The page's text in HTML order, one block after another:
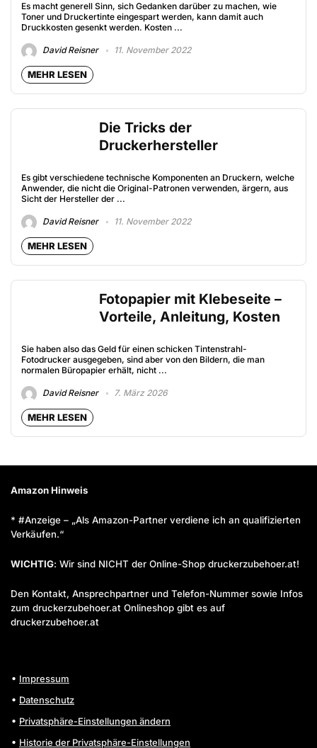
Es macht generell Sinn, sich Gedanken darüber zu machen, wie
Toner und Druckertinte eingespart werden, kann damit auch
Druckkosten gesenkt werden. Kosten ...
David Reisner 11. November 2022
MEHR LESEN
Die Tricks der
Druckerhersteller
Es gibt verschiedene technische Komponenten an Druckern, welche
Anwender, die nicht die Original-Patronen verwenden, ärgern, aus
Sicht der Hersteller der ...
David Reisner 11. November 2022
MEHR LESEN
Fotopapier mit Klebeseite –
Vorteile, Anleitung, Kosten
Sie haben also das Geld für einen schicken Tintenstrahl-
Fotodrucker ausgegeben, sind aber von den Bildern, die man
normalen Büropapier erhält, nicht ...
David Reisner 7. März 2026
MEHR LESEN
Amazon Hinweis
* #Anzeige – „Als Amazon-Partner verdiene ich an qualifizierten
Verkäufen.“
WICHTIG: Wir sind NICHT der Online-Shop druckerzubehoer.at!
Den Kontakt, Ansprechpartner und Telefon-Nummer sowie Infos
zum druckerzubehoer.at Onlineshop gibt es auf
druckerzubehoer.at
Impressum
Datenschutz
Privatsphäre-Einstellungen ändern
Historie der Privatsphäre-Einstellungen